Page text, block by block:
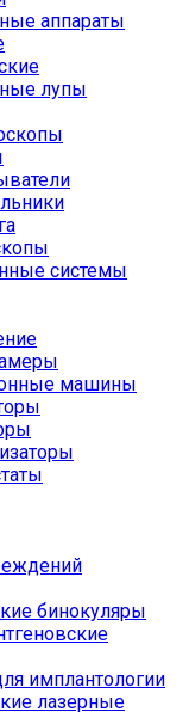
аппараты
лупы
системы
машины
бинокуляры
имплантологии
лазерные